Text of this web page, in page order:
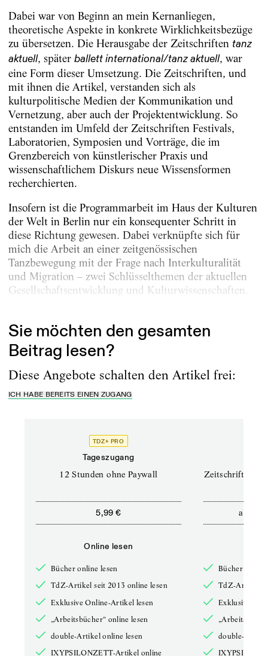
Dabei war von Beginn an mein Kernanliegen,
theoretische Aspekte in konkrete Wirklichkeitsbezüge
zu übersetzen. Die Herausgabe der Zeitschriften tanz
aktuell, später ballett international/tanz aktuell, war
eine Form dieser Umsetzung. Die Zeitschriften, und
mit ihnen die Artikel, verstanden sich als
kulturpolitische Medien der Kommunikation und
Vernetzung, aber auch der Projektentwicklung. So
entstanden im Umfeld der Zeitschriften Festivals,
Laboratorien, Symposien und Vorträge, die im
Grenzbereich von künstlerischer Praxis und
wissenschaftlichem Diskurs neue Wissensformen
recherchierten.
Insofern ist die Programmarbeit im Haus der Kulturen
der Welt in Berlin nur ein konsequenter Schritt in
diese Richtung gewesen. Dabei verknüpfte sich für
mich die Arbeit an einer zeitgenössischen
Tanzbewegung mit der Frage nach Interkulturalität
und Migration – zwei Schlüsselthemen der aktuellen
Gesellschaftsentwicklung und Kulturwissenschaften.
Sie möchten den gesamten
Beitrag lesen?
Diese Angebote schalten den Artikel frei:
ICH HABE BEREITS EINEN ZUGANG
TDZ+ PRO
Tageszugang
12 Stunden ohne Paywall
5,99 €
Online lesen
Bücher online lesen
TdZ-Artikel seit 2013 online lesen
Exklusive Online-Artikel lesen
„Arbeitsbücher“ online lesen
double-Artikel online lesen
IXYPSILONZETT-Artikel online
Zeitschriften
ab
Bücher online
TdZ-Artikel
Exklusive
double-